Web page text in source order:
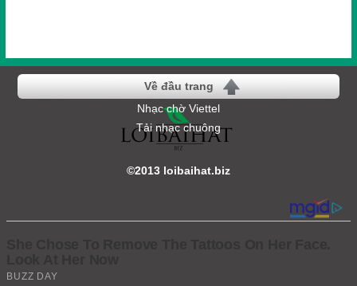
Về đầu trang
Nhạc chờ Viettel
Tải nhạc chuông
©2013 loibaihat.biz